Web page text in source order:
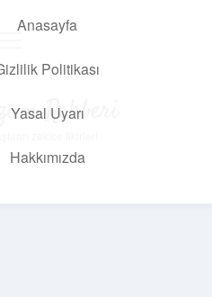
Anasayfa
Politikası
Yasal Uyarı
Hakkımızda
Rehberi